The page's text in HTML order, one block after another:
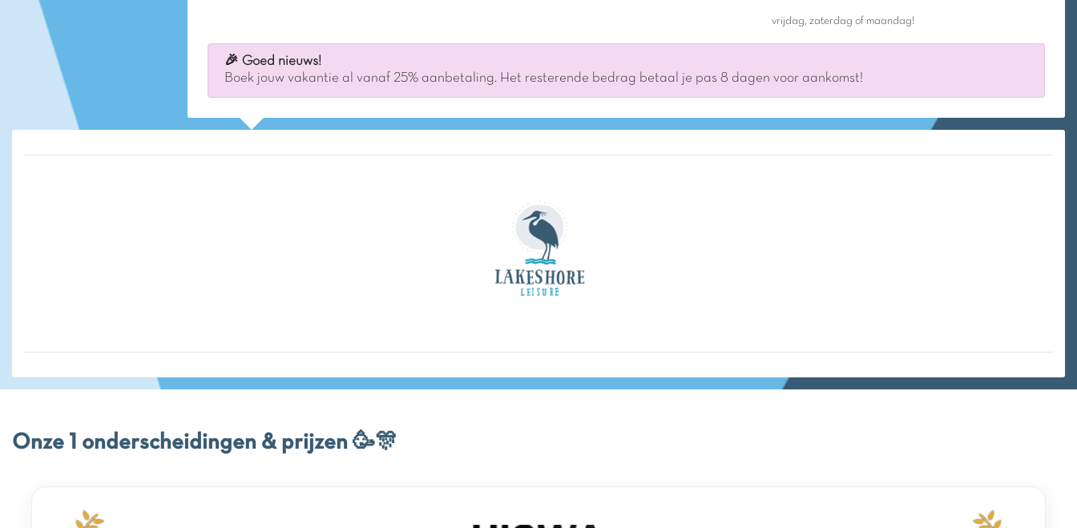
maaltijden en avondjes uit.
vrijdag, zaterdag of maandag!
🎉 Goed nieuws!
Boek jouw vakantie al vanaf 25% aanbetaling. Het resterende bedrag betaal je pas 8 dagen voor aankomst!
Onze 1 onderscheidingen & prijzen 🥳🎊